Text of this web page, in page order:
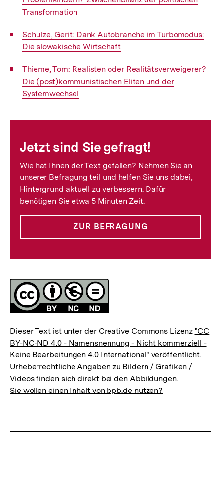
Transformation
Interner
Link:
Schulze, Gerit: Dank Autobranche im Turbomodus:
Die slowakische Wirtschaft
Interner
Link:
Thieme, Tom: Realisten oder Realitätsverweigerer?
Die (post)kommunistischen Eliten und der
Systemwechsel
Jetzt sind Sie gefragt!
Wie hat Ihnen der Text gefallen? Nehmen Sie an
unserer Befragung teil und helfen Sie uns dabei,
Hintergrund aktuell zu verbessern. Dafür
benötigen Sie etwa 5 Minuten Zeit.
ZUR BEFRAGUNG
Lizenz
Dieser Text ist unter der Creative Commons Lizenz "CC
BY-NC-ND 4.0 - Namensnennung - Nicht kommerziell -
Keine Bearbeitungen 4.0 International" veröffentlicht.
Urheberrechtliche Angaben zu Bildern / Grafiken /
Videos finden sich direkt bei den Abbildungen.
Sie wollen einen Inhalt von bpb.de nutzen?